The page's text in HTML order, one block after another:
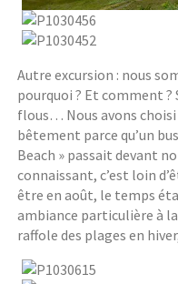
Autre excursion : nous
pourquoi ? Et comment ?
flous… Nous avons
bêtement parce qu’un
Beach » passait devant
connaissant, c’est loin
être en août, le temps
ambiance particulière à
raffole des plages en